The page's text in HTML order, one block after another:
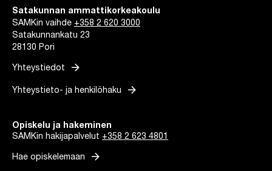
Satakunnan ammattikorkeakoulu
SAMKin vaihde +358 2 620 3000
Satakunnankatu 23
28130 Pori
Yhteystiedot arrow_forward
Yhteystieto- ja henkilöhaku arrow_forward
Opiskelu ja hakeminen
SAMKin hakijapalvelut +358 2 623 4801
Hae opiskelemaan arrow_forward